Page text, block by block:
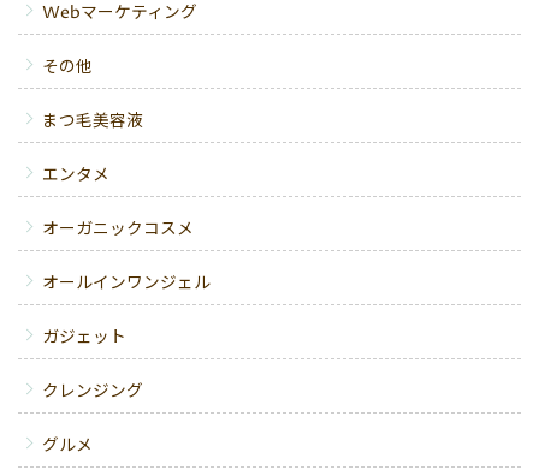
Webマーケティング
その他
まつ毛美容液
エンタメ
オーガニックコスメ
オールインワンジェル
ガジェット
クレンジング
グルメ